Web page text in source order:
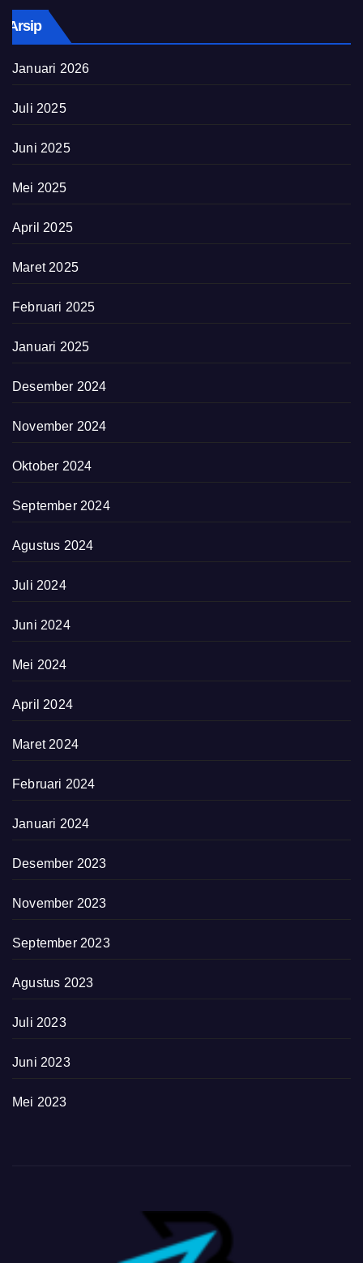
Arsip
Januari 2026
Juli 2025
Juni 2025
Mei 2025
April 2025
Maret 2025
Februari 2025
Januari 2025
Desember 2024
November 2024
Oktober 2024
September 2024
Agustus 2024
Juli 2024
Juni 2024
Mei 2024
April 2024
Maret 2024
Februari 2024
Januari 2024
Desember 2023
November 2023
September 2023
Agustus 2023
Juli 2023
Juni 2023
Mei 2023